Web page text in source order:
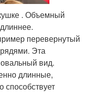
. Объемный
перевернутый
Эта
вид.
длинные,
способствует